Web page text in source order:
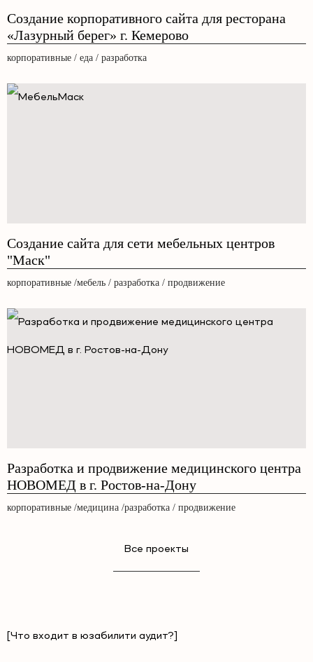
Создание корпоративного сайта для ресторана
«Лазурный берег» г. Кемерово
корпоративные / еда / разработка
Создание сайта для сети мебельных центров
"Маск"
корпоративные /мебель / разработка / продвижение
Разработка и продвижение медицинского центра
НОВОМЕД в г. Ростов-на-Дону
корпоративные /медицина /разработка / продвижение
Все проекты
[Что входит в юзабилити аудит?]